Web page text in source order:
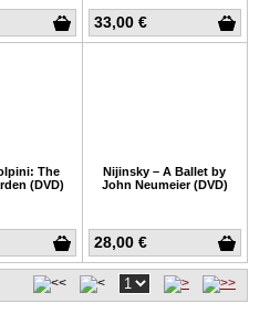
33,00 €
The
(DVD)
28,00 €
Nijinsky – A Ballet by
John Neumeier (DVD)